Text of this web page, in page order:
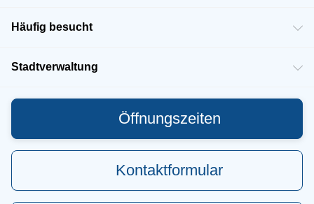
Häufig besucht
Stadtverwaltung
Öffnungszeiten
Kontaktformular